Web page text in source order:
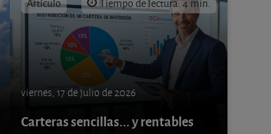
viernes, 17 de julio de 2026
Carteras sencillas... y rentables